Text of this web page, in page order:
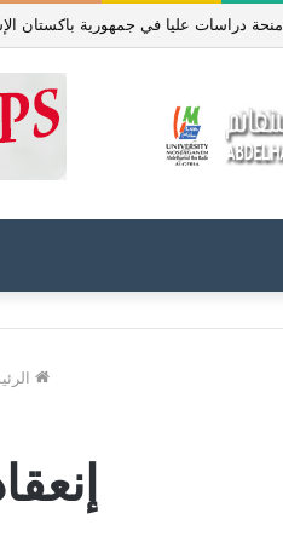
منحة دراسات عليا في جمهورية باكستان الإسلامية